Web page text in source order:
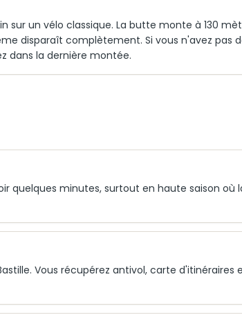
sur un vélo classique. La butte monte à 130
disparaît complètement. Si vous n'avez pas
dans la dernière montée.
quelques minutes, surtout en haute saison où
Vous récupérez antivol, carte d'itinéraires